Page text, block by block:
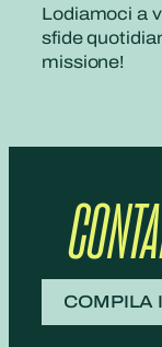
Lodiamoci a
sfide
missione!
COMPILA